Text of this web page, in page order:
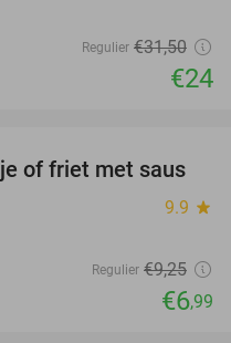
Regulier €31,50
€24
24%
of friet met saus
9.9 star
Regulier €9,25
€6,99